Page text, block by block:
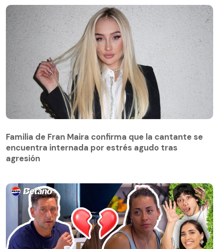
Familia de Fran Maira confirma que la cantante se
encuentra internada por estrés agudo tras
agresión